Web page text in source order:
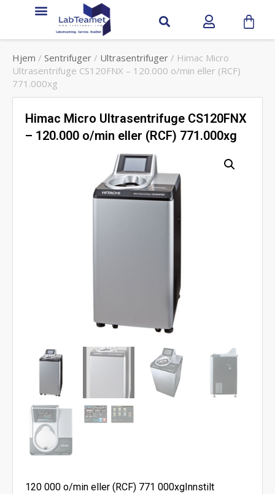
Hjem / Sentrifuger / Ultrasentrifuger / Himac Micro
Ultrasentrifuge CS120FNX – 120.000 o/min eller (RCF)
771.000xg
Himac Micro Ultrasentrifuge CS120FNX
– 120.000 o/min eller (RCF) 771.000xg
120 000 o/min eller (RCF) 771 000xgInnstilt